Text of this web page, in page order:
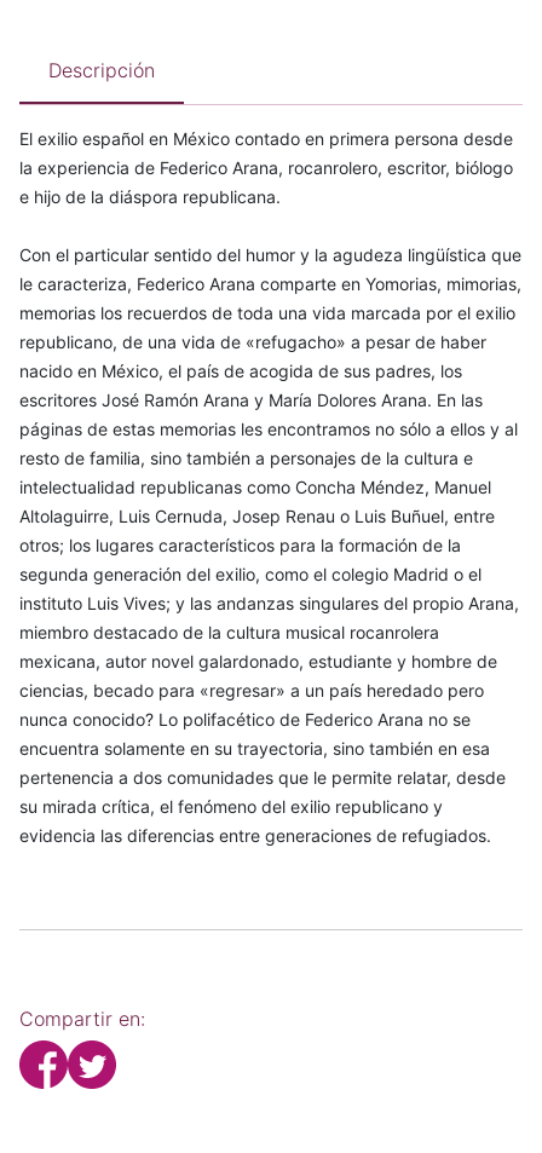
Descripción
El exilio español en México contado en primera persona desde
la experiencia de Federico Arana, rocanrolero, escritor, biólogo
e hijo de la diáspora republicana.
Con el particular sentido del humor y la agudeza lingüística que
le caracteriza, Federico Arana comparte en Yomorias, mimorias,
memorias los recuerdos de toda una vida marcada por el exilio
republicano, de una vida de «refugacho» a pesar de haber
nacido en México, el país de acogida de sus padres, los
escritores José Ramón Arana y María Dolores Arana. En las
páginas de estas memorias les encontramos no sólo a ellos y al
resto de familia, sino también a personajes de la cultura e
intelectualidad republicanas como Concha Méndez, Manuel
Altolaguirre, Luis Cernuda, Josep Renau o Luis Buñuel, entre
otros; los lugares característicos para la formación de la
segunda generación del exilio, como el colegio Madrid o el
instituto Luis Vives; y las andanzas singulares del propio Arana,
miembro destacado de la cultura musical rocanrolera
mexicana, autor novel galardonado, estudiante y hombre de
ciencias, becado para «regresar» a un país heredado pero
nunca conocido? Lo polifacético de Federico Arana no se
encuentra solamente en su trayectoria, sino también en esa
pertenencia a dos comunidades que le permite relatar, desde
su mirada crítica, el fenómeno del exilio republicano y
evidencia las diferencias entre generaciones de refugiados.
Compartir en: